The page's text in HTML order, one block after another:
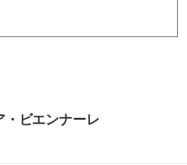
・ビエンナーレ